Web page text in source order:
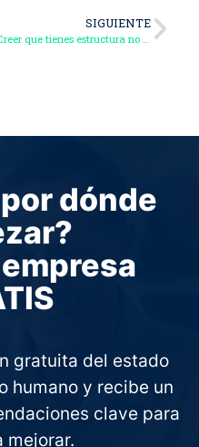
SIGUIENTE
dónde
gratuita del estado
humano y recibe un
clave para
mejorar.